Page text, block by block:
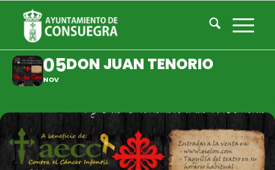
DON JUAN TENORIO
05
NOV
DON JUAN TENORIO